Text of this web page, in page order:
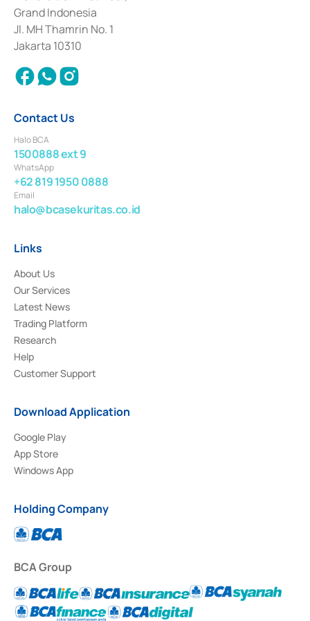
Deposit Transactions in the Money Market whose license was issued in
2017 and other business licenses from Bank Indonesia as a Supporting
Institution for the Issuance, Transaction, and Administration and
Settlement of Commercial Paper Transactions whose license was issued in
2018.
Grand Indonesia
Jl. MH Thamrin No. 1
Jakarta 10310
Contact Us
Halo BCA
1500888 ext 9
WhatsApp
+62 819 1950 0888
Email
halo@bcasekuritas.co.id
Links
About Us
Our Services
Latest News
Trading Platform
Research
Help
Customer Support
Download Application
Google Play
App Store
Windows App
Holding Company
BCA Group